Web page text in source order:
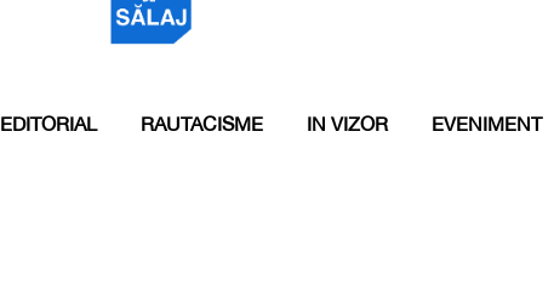
EDITORIAL RAUTACISME IN VIZOR EVENIMENT